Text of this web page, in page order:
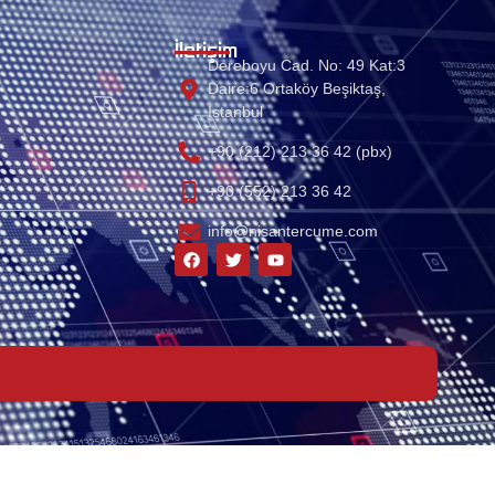
İletişim
Dereboyu Cad. No: 49 Kat:3
Daire:6 Ortaköy Beşiktaş,
Istanbul
+90 (212) 213 36 42 (pbx)
+90 (552) 213 36 42
info@nisantercume.com